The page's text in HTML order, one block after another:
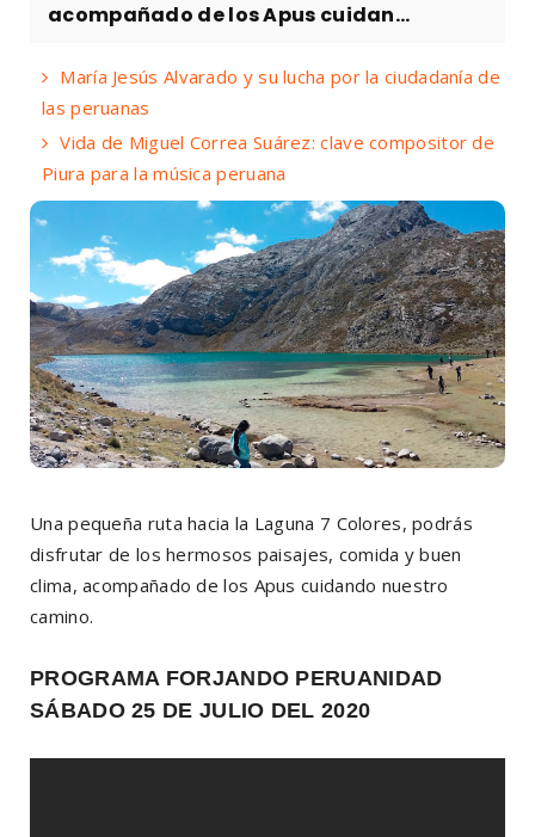
acompañado de los Apus cuidan...
María Jesús Alvarado y su lucha por la ciudadanía de
las peruanas
Vida de Miguel Correa Suárez: clave compositor de
Piura para la música peruana
Una pequeña ruta hacia la Laguna 7 Colores, podrás
disfrutar de los hermosos paisajes, comida y buen
clima, acompañado de los Apus cuidando nuestro
camino.
PROGRAMA FORJANDO PERUANIDAD
SÁBADO 25 DE JULIO DEL 2020